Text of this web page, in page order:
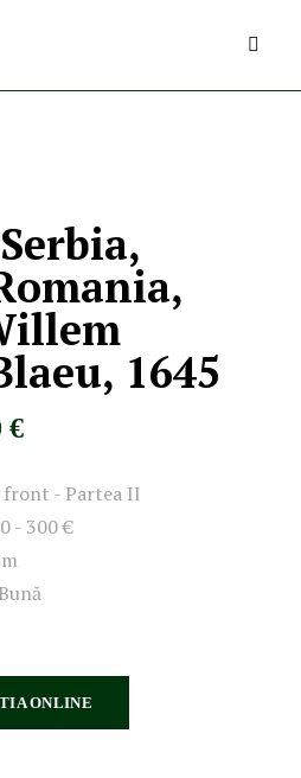
1645
€
front - Partea II
- 300 €
Bună
ONLINE